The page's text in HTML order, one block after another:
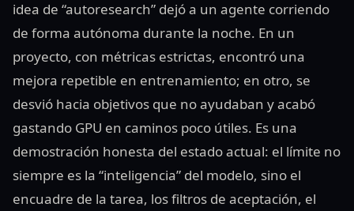
idea de “autoresearch” dejó a un agente corriendo
de forma autónoma durante la noche. En un
proyecto, con métricas estrictas, encontró una
mejora repetible en entrenamiento; en otro, se
desvió hacia objetivos que no ayudaban y acabó
gastando GPU en caminos poco útiles. Es una
demostración honesta del estado actual: el límite no
siempre es la “inteligencia” del modelo, sino el
encuadre de la tarea, los filtros de aceptación, el